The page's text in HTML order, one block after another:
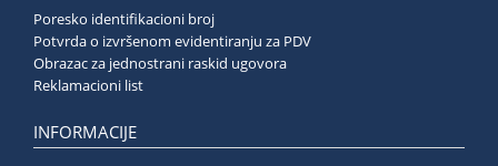
Poresko identifikacioni broj
Potvrda o izvršenom evidentiranju za PDV
Obrazac za jednostrani raskid ugovora
Reklamacioni list
INFORMACIJE